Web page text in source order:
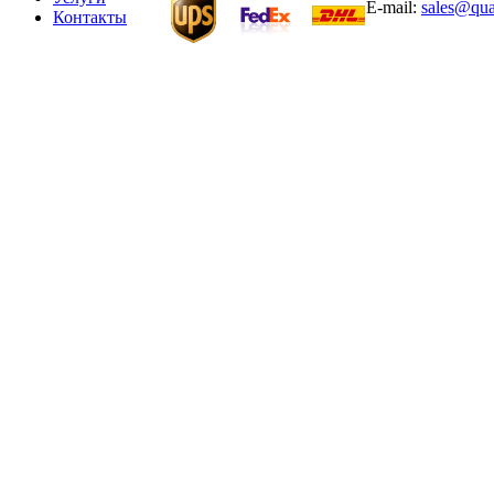
Контакты
E-mail: